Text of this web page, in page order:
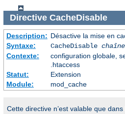
Directive CacheDisable
Description: Désactive la mise en
Syntaxe:
CacheDisable
Contexte:
configuration globale,
.htaccess
Statut:
Extension
Module:
mod_cache
Cette directive n’est valable que